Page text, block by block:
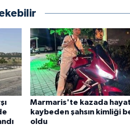
Marmaris'te kazada
kaybeden şahsın kimliği
oldu